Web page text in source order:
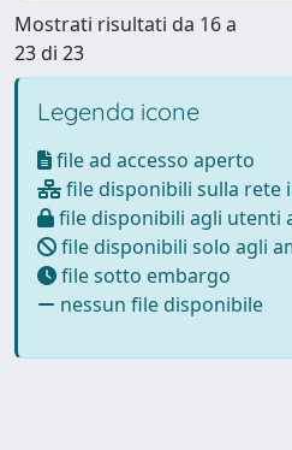
Mostrati risultati da 16 a
23 di 23
Legenda icone
file ad accesso aperto
file disponibili sulla rete
file disponibili agli utenti
file disponibili solo agli
file sotto embargo
nessun file disponibile